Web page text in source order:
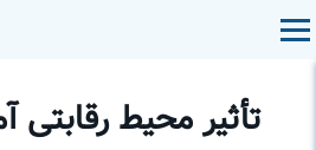
تأثیر محیط رقابتی